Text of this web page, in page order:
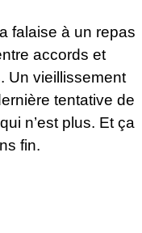
falaise à un repas
accords et
Un vieillissement
tentative de
n’est plus. Et ça
fin.